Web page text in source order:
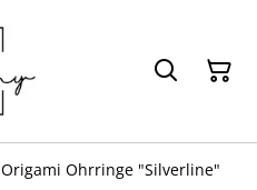
Origami Ohrringe "Silverline"